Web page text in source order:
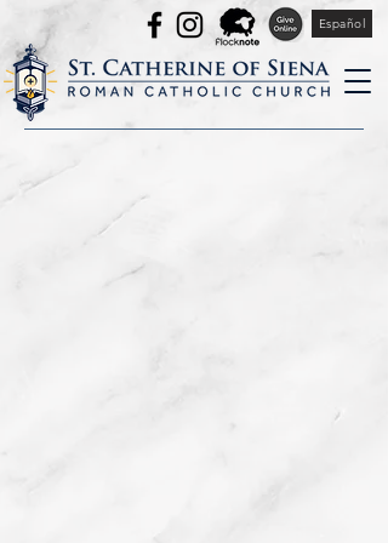
Español